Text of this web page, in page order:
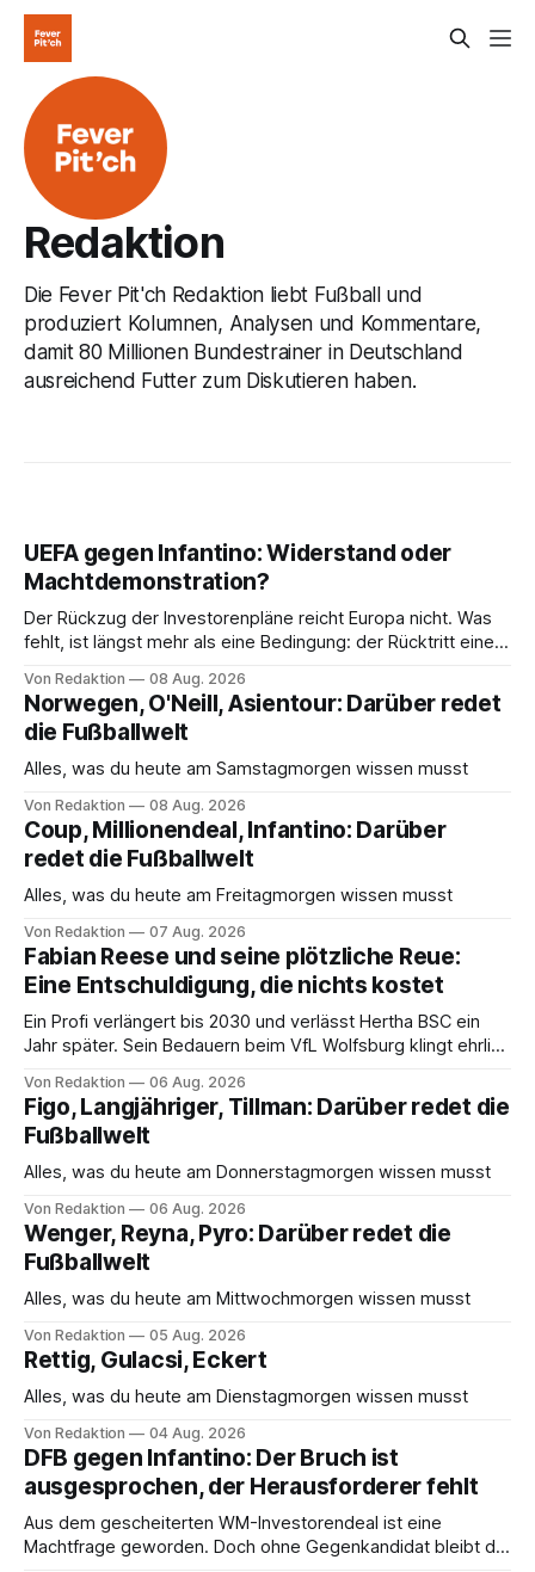
Redaktion
Die Fever Pit'ch Redaktion liebt Fußball und
produziert Kolumnen, Analysen und Kommentare,
damit 80 Millionen Bundestrainer in Deutschland
ausreichend Futter zum Diskutieren haben.
UEFA gegen Infantino: Widerstand oder
Machtdemonstration?
Der Rückzug der Investorenpläne reicht Europa nicht. Was
fehlt, ist längst mehr als eine Bedingung: der Rücktritt eines
Von Redaktion 08 Aug. 2026
Norwegen, O'Neill, Asientour: Darüber redet
die Fußballwelt
Alles, was du heute am Samstagmorgen wissen musst
Von Redaktion 08 Aug. 2026
Coup, Millionendeal, Infantino: Darüber
redet die Fußballwelt
Alles, was du heute am Freitagmorgen wissen musst
Von Redaktion 07 Aug. 2026
Fabian Reese und seine plötzliche Reue:
Eine Entschuldigung, die nichts kostet
Ein Profi verlängert bis 2030 und verlässt Hertha BSC ein
Jahr später. Sein Bedauern beim VfL Wolfsburg klingt ehrlich
Von Redaktion 06 Aug. 2026
Figo, Langjähriger, Tillman: Darüber redet die
Fußballwelt
Alles, was du heute am Donnerstagmorgen wissen musst
Von Redaktion 06 Aug. 2026
Wenger, Reyna, Pyro: Darüber redet die
Fußballwelt
Alles, was du heute am Mittwochmorgen wissen musst
Von Redaktion 05 Aug. 2026
Rettig, Gulacsi, Eckert
Alles, was du heute am Dienstagmorgen wissen musst
Von Redaktion 04 Aug. 2026
DFB gegen Infantino: Der Bruch ist
ausgesprochen, der Herausforderer fehlt
Aus dem gescheiterten WM-Investorendeal ist eine
Machtfrage geworden. Doch ohne Gegenkandidat bleibt die